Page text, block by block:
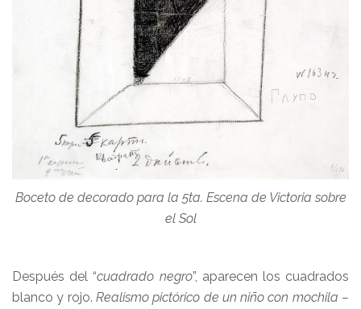
Boceto de decorado para la 5ta. Escena de Victoria sobre
el Sol
Después del “cuadrado negro”, aparecen los cuadrados
blanco y rojo. Realismo pictórico de un niño con mochila –